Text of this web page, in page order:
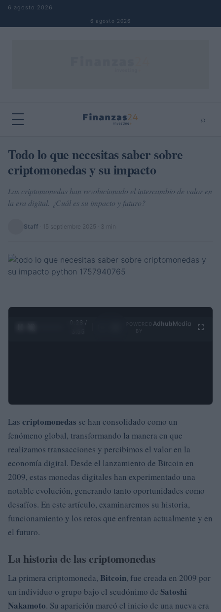
Saltar al contenido
6 agosto 2026
6 agosto 2026
⌕
Buscar
Todo lo que necesitas saber sobre
criptomonedas y su impacto
Las criptomonedas han revolucionado el intercambio de valor en
la era digital. ¿Cuál es su impacto y futuro?
Staff 15 septiembre 2025 · 3 min
0:28 /
Ad hubMedia
Las criptomonedas se han consolidado como un
fenómeno global, transformando la manera en que
realizamos transacciones y percibimos el valor en la
economía digital. Desde el lanzamiento de Bitcoin en
2009, estas monedas digitales han experimentado una
notable evolución, generando tanto oportunidades como
desafíos. En este artículo, examinaremos su historia,
funcionamiento y los retos que enfrentan actualmente y en
el futuro.
La historia de las criptomonedas
La primera criptomoneda, Bitcoin, fue creada en 2009 por
un individuo o grupo bajo el seudónimo de Satoshi
Nakamoto. Su aparición marcó el inicio de una nueva era